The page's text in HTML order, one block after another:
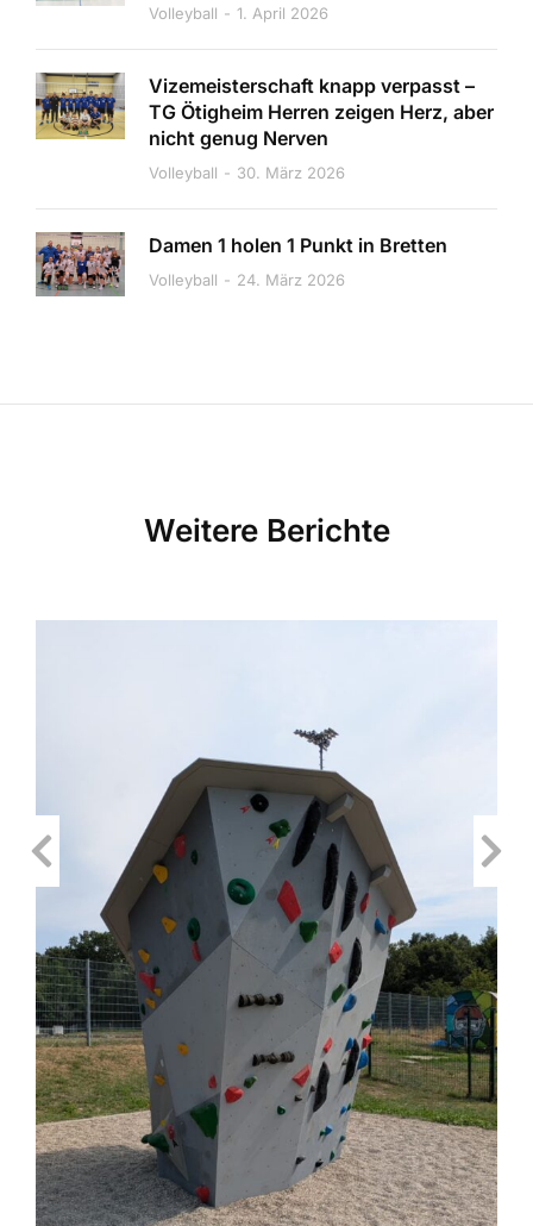
Volleyball 1. April 2026
Vizemeisterschaft knapp verpasst –
TG Ötigheim Herren zeigen Herz, aber
nicht genug Nerven
Volleyball 30. März 2026
Damen 1 holen 1 Punkt in Bretten
Volleyball 24. März 2026
Weitere Berichte